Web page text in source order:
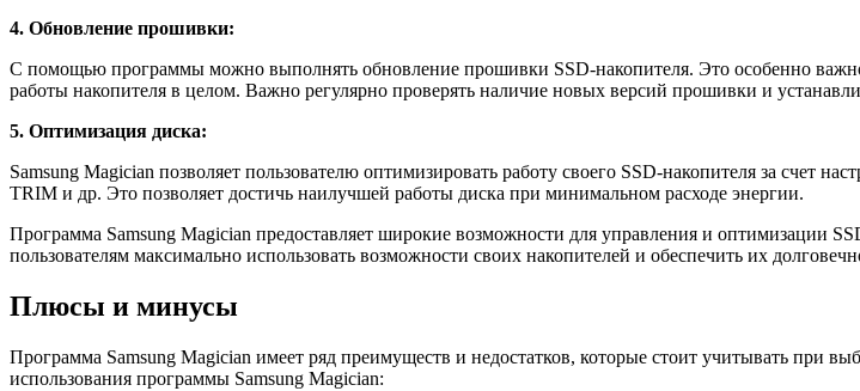
4. Обновление прошивки:
С помощью программы можно выполнять обновление прошивки SSD-накопителя. Это особенно
работы накопителя в целом. Важно регулярно проверять наличие новых версий прошивки и
5. Оптимизация диска:
Samsung Magician позволяет пользователю оптимизировать работу своего SSD-накопителя за счет
TRIM и др. Это позволяет достичь наилучшей работы диска при минимальном расходе энергии.
Программа Samsung Magician предоставляет широкие возможности для управления и оптимизации
пользователям максимально использовать возможности своих накопителей и обеспечить их
Плюсы и минусы
Программа Samsung Magician имеет ряд преимуществ и недостатков, которые стоит учитывать
использования программы Samsung Magician: